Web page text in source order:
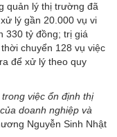
quản lý thị trường đã
lý gần 20.000 vụ vi
330 tỷ đồng; trị giá
chuyển 128 vụ việc
để xử lý theo quy
việc ổn định thị
doanh nghiệp và
Nguyễn Sinh Nhật